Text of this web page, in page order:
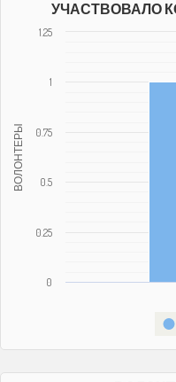
ВОЛОНТЕРЫ
УЧАСТВОВАЛО
0
0.25
0.5
0.75
1
1.25